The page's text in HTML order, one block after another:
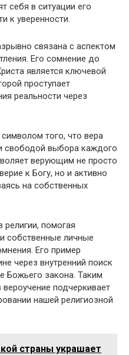
себя в ситуации его
к уверенности.
связана с аспектом
Его сомнение до
является ключевой
проступает
реальности через
того, что вера
свободой выбора каждого
верующим не просто
к Богу, но и активно
на собственных
помогая
собственные личные
Его пример
через внутренний поиск
Божьего закона. Таким
подчеркивает
нашей религиозной
страны украшает